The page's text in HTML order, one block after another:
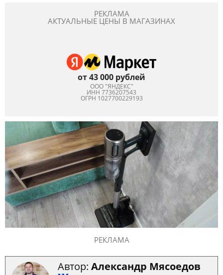
РЕКЛАМА
АКТУАЛЬНЫЕ ЦЕНЫ В МАГАЗИНАХ
от 43 000 рублей
ООО "ЯНДЕКС"
ИНН 7736207543
ОГРН 1027700229193
РЕКЛАМА
Автор: Александр Мясоедов